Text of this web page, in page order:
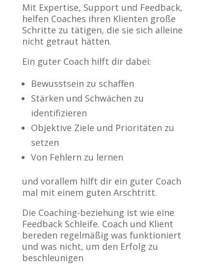
Mit Expertise, Support und Feedback,
helfen Coaches ihren Klienten große
Schritte zu tätigen, die sie sich alleine
nicht getraut hätten.
Ein guter Coach hilft dir dabei:
Bewusstsein zu schaffen
Stärken und Schwächen zu
identifizieren
Objektive Ziele und Prioritäten zu
setzen
Von Fehlern zu lernen
und vorallem hilft dir ein guter Coach
mal mit einem guten Arschtritt.
Die Coaching-beziehung ist wie eine
Feedback Schleife. Coach und Klient
bereden regelmäßig was funktioniert
und was nicht, um den Erfolg zu
beschleunigen